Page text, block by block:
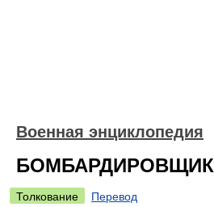
Военная энциклопедия
БОМБАРДИРОВЩИК
Толкование
Перевод